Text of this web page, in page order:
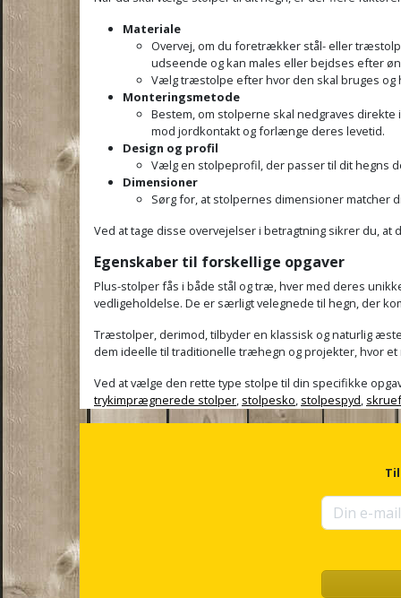
Materiale
Overvej, om du foretrækker stål- eller
udseende og kan males eller bejdses efter
Vælg træstolpe efter hvor den skal bruges og
Monteringsmetode
Bestem, om stolperne skal nedgraves
mod jordkontakt og forlænge deres levetid.
Design og profil
Vælg en stolpeprofil, der passer til dit hegns
Dimensioner
Sørg for, at stolpernes dimensioner matcher
Ved at tage disse overvejelser i betragtning sikrer du,
Egenskaber til forskellige opgaver
Plus-stolper fås i både stål og træ, hver med deres
vedligeholdelse. De er særligt velegnede til hegn, der
Træstolper, derimod, tilbyder en klassisk og naturlig
dem ideelle til traditionelle træhegn og projekter, hvor
Ved at vælge den rette type stolpe til din specifikke
trykimprægnerede stolper, stolpesko, stolpespyd,